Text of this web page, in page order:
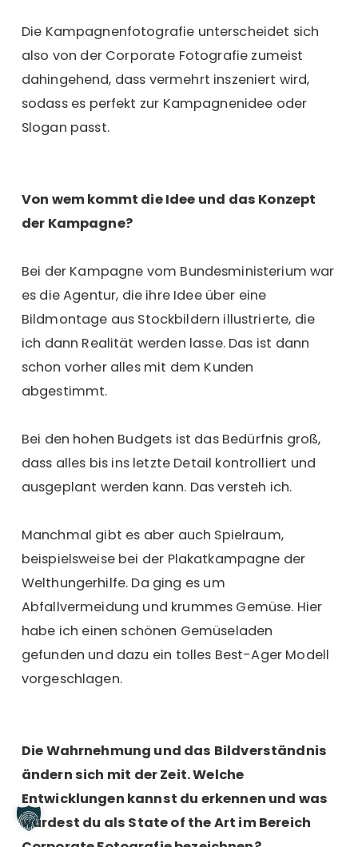
Die Kampagnenfotografie unterscheidet sich
also von der Corporate Fotografie zumeist
dahingehend, dass vermehrt inszeniert wird,
sodass es perfekt zur Kampagnenidee oder
Slogan passt.
Von wem kommt die Idee und das Konzept
der Kampagne?
Bei der Kampagne vom Bundesministerium war
es die Agentur, die ihre Idee über eine
Bildmontage aus Stockbildern illustrierte, die
ich dann Realität werden lasse. Das ist dann
schon vorher alles mit dem Kunden
abgestimmt.
Bei den hohen Budgets ist das Bedürfnis groß,
dass alles bis ins letzte Detail kontrolliert und
ausgeplant werden kann. Das versteh ich.
Manchmal gibt es aber auch Spielraum,
beispielsweise bei der Plakatkampagne der
Welthungerhilfe. Da ging es um
Abfallvermeidung und krummes Gemüse. Hier
habe ich einen schönen Gemüseladen
gefunden und dazu ein tolles Best-Ager Modell
vorgeschlagen.
Die Wahrnehmung und das Bildverständnis
ändern sich mit der Zeit. Welche
Entwicklungen kannst du erkennen und was
würdest du als State of the Art im Bereich